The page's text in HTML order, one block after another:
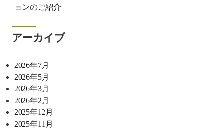
ョンのご紹介
アーカイブ
2026年7月
2026年5月
2026年3月
2026年2月
2025年12月
2025年11月